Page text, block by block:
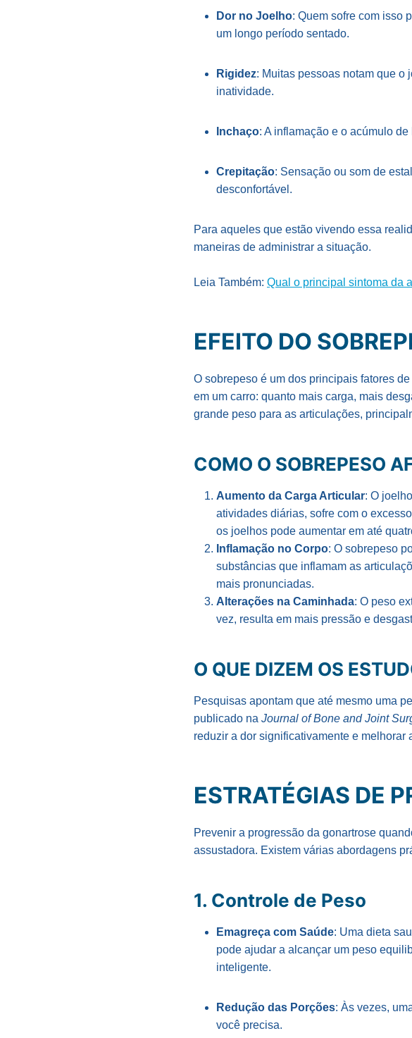
Dor no Joelho: Quem sofre com isso
um longo período sentado.
Rigidez: Muitas pessoas notam que
inatividade.
Inchaço: A inflamação e o acúmulo
Crepitação: Sensação ou som de
desconfortável.
Para aqueles que estão vivendo essa
maneiras de administrar a situação.
Leia Também: Qual o principal sintoma da
EFEITO DO
O sobrepeso é um dos principais fatores
em um carro: quanto mais carga, mais
grande peso para as articulações,
COMO O SOBREPESO
Aumento da Carga Articular: O
atividades diárias, sofre com o
os joelhos pode aumentar em até
Inflamação no Corpo: O sobrepeso
substâncias que inflamam as
mais pronunciadas.
Alterações na Caminhada: O peso
vez, resulta em mais pressão e
O QUE DIZEM OS
Pesquisas apontam que até mesmo uma
publicado na Journal of Bone and Joint
reduzir a dor significativamente e melhorar
ESTRATÉGIAS DE
Prevenir a progressão da gonartrose
assustadora. Existem várias abordagens
1. Controle de Peso
Emagreça com Saúde: Uma dieta
pode ajudar a alcançar um peso
inteligente.
Redução das Porções: Às vezes,
você precisa.